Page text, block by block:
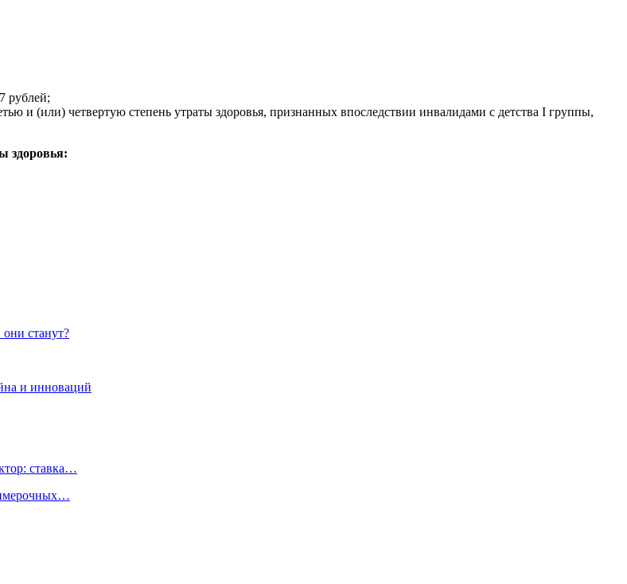
рублей;
и (или) четвертую степень утраты здоровья, признанных впоследствии инвалидами с детства I группы,
здоровья:
станут?
и инноваций
ставка…